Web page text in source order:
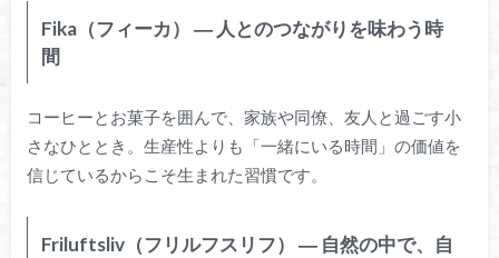
Fika（フィーカ） ― 人とのつながりを味わう時
間
コーヒーとお菓子を囲んで、家族や同僚、友人と過ごす小
さなひととき。生産性よりも「一緒にいる時間」の価値を
信じているからこそ生まれた習慣です。
Friluftsliv（フリルフスリフ） ― 自然の中で、自